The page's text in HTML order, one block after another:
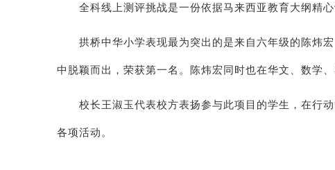
全科线上测评挑战是一份依据马来西亚教育大纲精心
拱桥中华小学表现最为突出的是来自六年级的陈炜宏
中脱颖而出，荣获第一名。陈炜宏同时也在华文、数学
校长王淑玉代表校方表扬参与此项目的学生，在行动
各项活动。